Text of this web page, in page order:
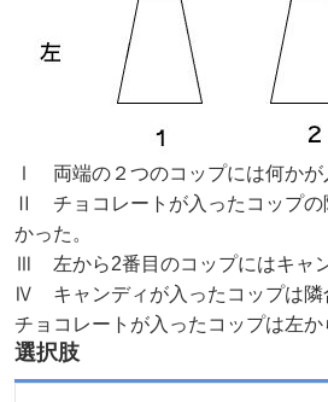
Ⅰ 両端の２つのコップには何かが
Ⅱ チョコレートが入ったコップの
かった。
Ⅲ 左から2番目のコップにはキャン
Ⅳ キャンディが入ったコップは隣
チョコレートが入ったコップは左か
選択肢